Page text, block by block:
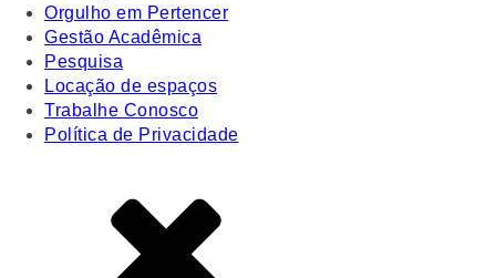
Orgulho em Pertencer
Gestão Acadêmica
Pesquisa
Locação de espaços
Trabalhe Conosco
Política de Privacidade